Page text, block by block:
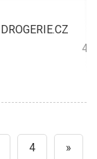
DROGERIE.CZ
4 »